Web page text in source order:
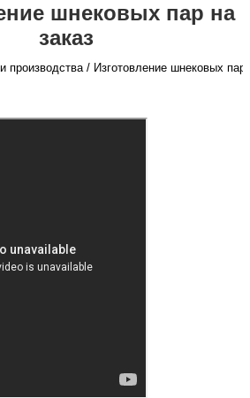
шнековых пар на
заказ
производства/ Изготовление шнековых пар